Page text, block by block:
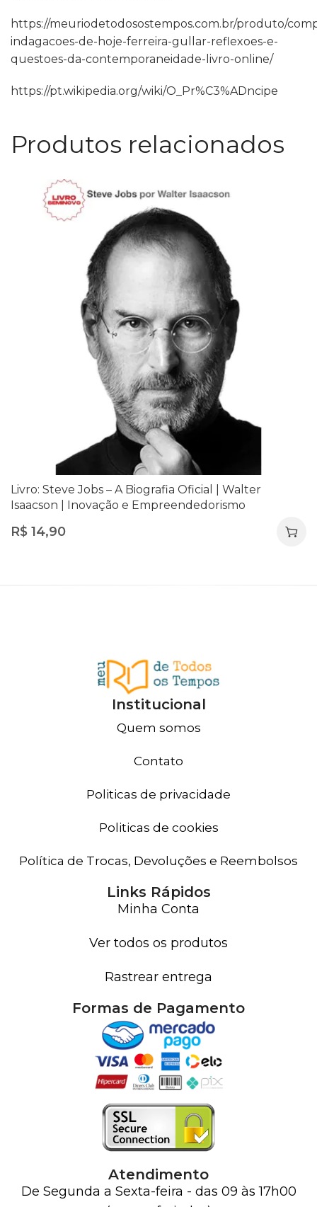
https://meuriodetodosostempos.com.br/produto/
indagacoes-de-hoje-ferreira-gullar-reflexoes-e-
questoes-da-contemporaneidade-livro-online/
https://pt.wikipedia.org/wiki/O_Pr%C3%ADncipe
Produtos relacionados
Livro: Steve Jobs – A Biografia Oficial | Walter
Isaacson | Inovação e Empreendedorismo
R$ 14,90
Institucional
Quem somos
Contato
Politicas de privacidade
Politicas de cookies
Política de Trocas, Devoluções e Reembolsos
Links Rápidos
Minha Conta
Ver todos os produtos
Rastrear entrega
Formas de Pagamento
Atendimento
De Segunda a Sexta-feira - das 09 às 17h00